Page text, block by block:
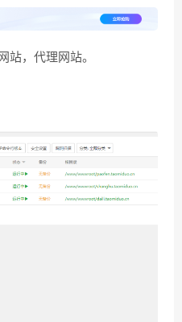
站，代理网站。